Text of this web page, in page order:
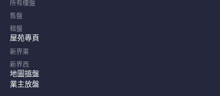
所有樓盤
售盤
租盤
屋苑專頁
新界東
新界西
地圖搵盤
業主放盤